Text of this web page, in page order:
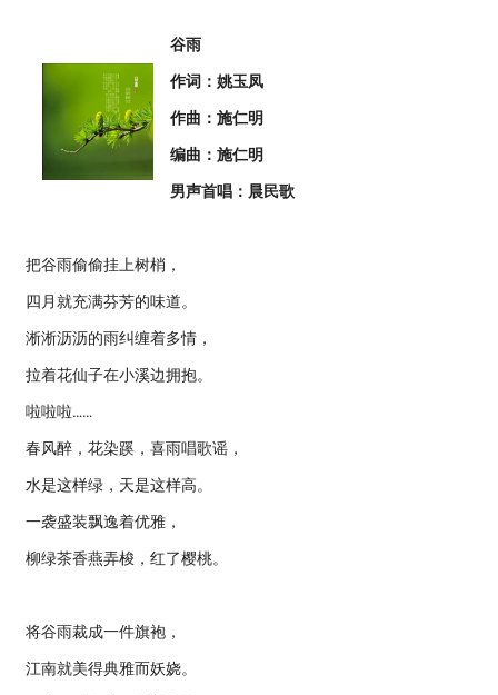
谷雨
作词：姚玉凤
作曲：施仁明
编曲：施仁明
男声首唱：晨民歌
把谷雨偷偷挂上树梢，
四月就充满芬芳的味道。
淅淅沥沥的雨纠缠着多情，
拉着花仙子在小溪边拥抱。
啦啦啦……
春风醉，花染蹊，喜雨唱歌谣，
水是这样绿，天是这样高。
一袭盛装飘逸着优雅，
柳绿茶香燕弄梭，红了樱桃。
将谷雨裁成一件旗袍，
江南就美得典雅而妖娆。